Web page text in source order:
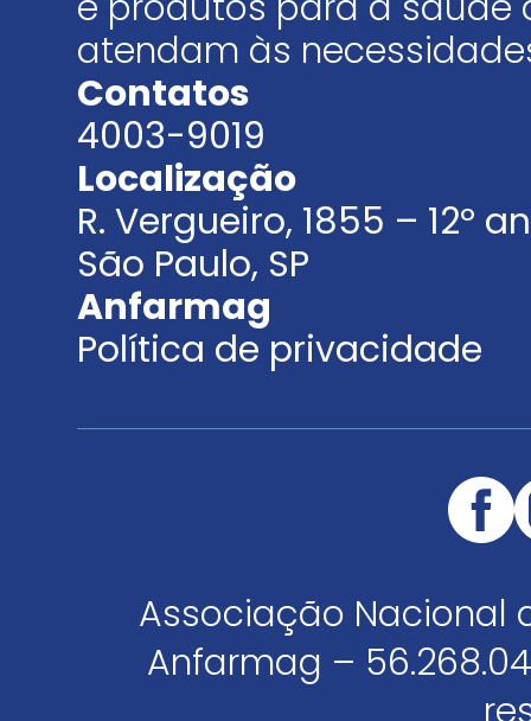
atendam às
Contatos
4003-9019
Localização
R. Vergueiro, 1855 – 12º
São Paulo, SP
Anfarmag
Política de privacidade
Associação Nacional
Anfarmag –